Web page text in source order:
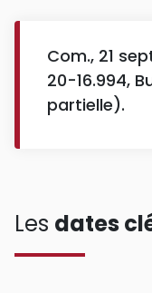
Com., 21
20-16.994,
partielle).
Les dates